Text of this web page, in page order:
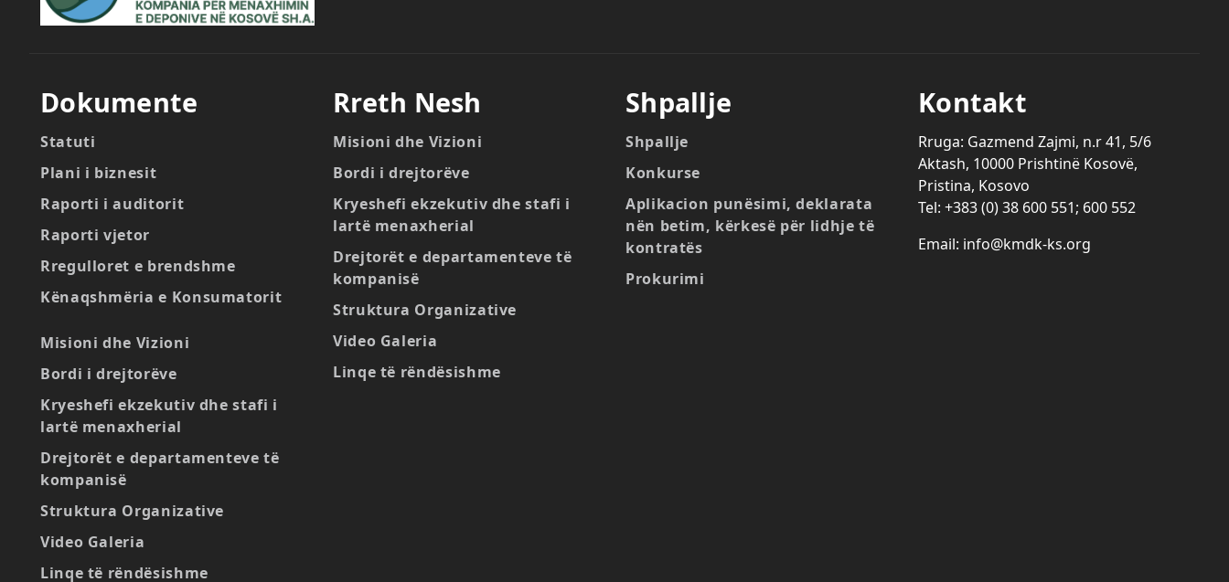
Dokumente
Statuti
Plani i biznesit
Raporti i auditorit
Raporti vjetor
Rregulloret e brendshme
Kënaqshmëria e Konsumatorit
Misioni dhe Vizioni
Bordi i drejtorëve
Kryeshefi ekzekutiv dhe stafi i
lartë menaxherial
Drejtorët e departamenteve të
kompanisë
Struktura Organizative
Video Galeria
Linqe të rëndësishme
Rreth Nesh
Misioni dhe Vizioni
Bordi i drejtorëve
Kryeshefi ekzekutiv dhe stafi i
lartë menaxherial
Drejtorët e departamenteve të
kompanisë
Struktura Organizative
Video Galeria
Linqe të rëndësishme
Shpallje
Shpallje
Konkurse
Aplikacion punësimi, deklarata
nën betim, kërkesë për lidhje të
kontratës
Prokurimi
Kontakt
Rruga: Gazmend Zajmi, n.r 41, 5/6
Aktash, 10000 Prishtinë Kosovë,
Pristina, Kosovo
Tel: +383 (0) 38 600 551; 600 552
Email: info@kmdk-ks.org